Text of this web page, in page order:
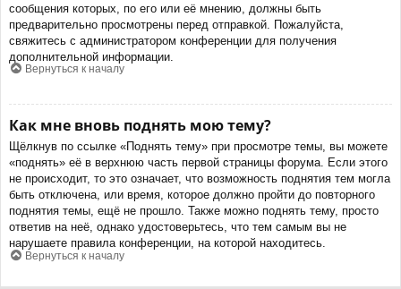
сообщения которых, по его или её мнению, должны быть
предварительно просмотрены перед отправкой. Пожалуйста,
свяжитесь с администратором конференции для получения
дополнительной информации.
Вернуться к началу
Как мне вновь поднять мою тему?
Щёлкнув по ссылке «Поднять тему» при просмотре темы, вы можете
«поднять» её в верхнюю часть первой страницы форума. Если этого
не происходит, то это означает, что возможность поднятия тем могла
быть отключена, или время, которое должно пройти до повторного
поднятия темы, ещё не прошло. Также можно поднять тему, просто
ответив на неё, однако удостоверьтесь, что тем самым вы не
нарушаете правила конференции, на которой находитесь.
Вернуться к началу